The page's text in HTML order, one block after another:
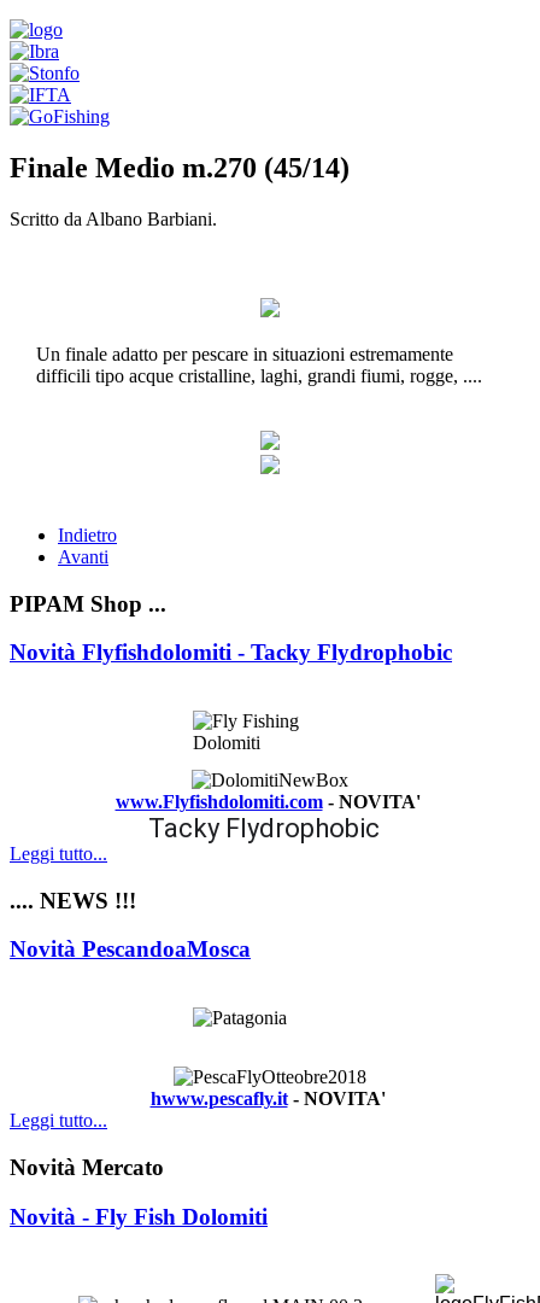
Finale Medio m.270 (45/14)
Scritto da Albano Barbiani.
Un finale adatto per pescare in situazioni estremamente
difficili tipo acque cristalline, laghi, grandi fiumi, rogge, ....
Indietro
Avanti
PIPAM Shop ...
Novità Flyfishdolomiti - Tacky Flydrophobic
www.Flyfishdolomiti.com- NOVITA'
Tacky Flydrophobic
Leggi tutto...
.... NEWS !!!
Novità PescandoaMosca
hwww.pescafly.it- NOVITA'
Leggi tutto...
Novità Mercato
Novità - Fly Fish Dolomiti